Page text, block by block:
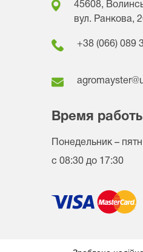
45608,
вул. Ранкова,
+38 (066) 089
Время
Понедельник –
с 08:30 до 17:30